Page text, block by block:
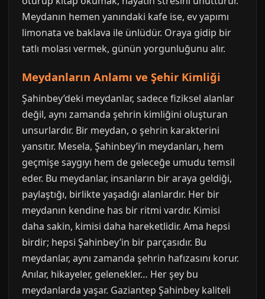
Meydanın hemen yanındaki kafe ise, ev yapımı
limonata ve baklava ile ünlüdür. Oraya gidip bir
tatlı molası vermek, günün yorgunluğunu alır.
Meydanların Anlamı ve Şehir Kimliği
Şahinbey’deki meydanlar, sadece fiziksel alanlar
değil, aynı zamanda şehrin kimliğini oluşturan
unsurlardır. Bir meydan, o şehrin karakterini
yansıtır. Mesela, Şahinbey’in meydanları, hem
geçmişe saygıyı hem de geleceğe umudu temsil
eder. Bu meydanlar, insanların bir araya geldiği,
paylaştığı, birlikte yaşadığı alanlardır. Her bir
meydanın kendine has bir ritmi vardır. Kimisi
daha sakin, kimisi daha hareketlidir. Ama hepsi
birdir; hepsi Şahinbey’in bir parçasıdır. Bu
meydanlar, aynı zamanda şehrin hafızasını korur.
Anılar, hikayeler, gelenekler… Her şey bu
meydanlarda yaşar. Gaziantep Şahinbey kaliteli